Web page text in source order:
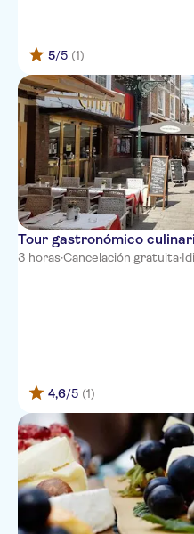
5/5 (1)
Tour gastronómico
3 horas·Cancelación gratuita·
4,6/5 (1)